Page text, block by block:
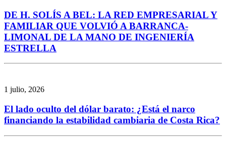
DE H. SOLÍS A BEL: LA RED EMPRESARIAL Y
FAMILIAR QUE VOLVIÓ A BARRANCA-
LIMONAL DE LA MANO DE INGENIERÍA
ESTRELLA
1 julio, 2026
El lado oculto del dólar barato: ¿Está el narco
financiando la estabilidad cambiaria de Costa Rica?